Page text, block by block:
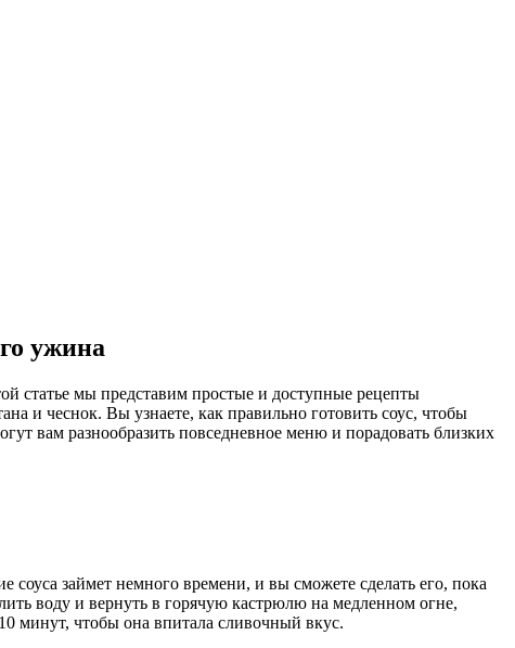
ужина
статье мы представим простые и доступные рецепты
и чеснок. Вы узнаете, как правильно готовить соус, чтобы
вам разнообразить повседневное меню и порадовать близких
займет немного времени, и вы сможете сделать его, пока
воду и вернуть в горячую кастрюлю на медленном огне,
минут, чтобы она впитала сливочный вкус.